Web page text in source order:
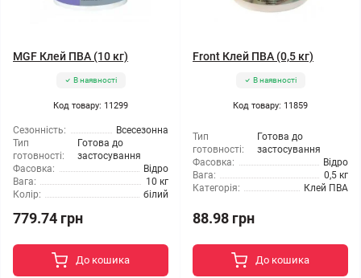
MGF Клей ПВА (10 кг)
В наявності
Код товару: 11299
Сезонність:
Всесезонна
Тип
готовності:
Готова до
застосування
Фасовка:
Відро
Вага:
10 кг
Колір:
білий
779.74 грн
До кошика
Front Клей ПВА (0,5 кг)
В наявності
Код товару: 11859
Тип
готовності:
Готова до
застосування
Фасовка:
Відро
Вага:
0,5 кг
Категорія:
Клей ПВА
88.98 грн
До кошика